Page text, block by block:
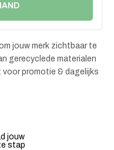
jouw merk zichtbaar te
gerecyclede materialen
promotie & dagelijks
jouw
stap